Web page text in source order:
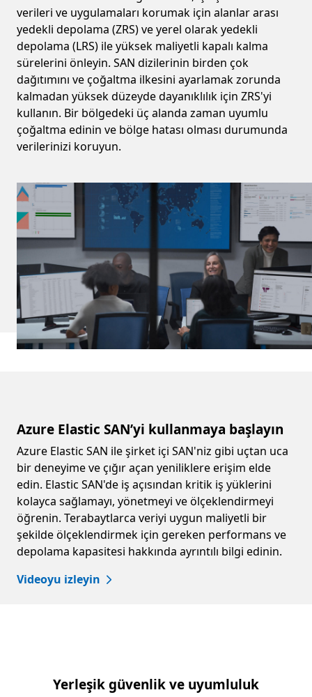
verileri ve uygulamaları korumak için alanlar arası
yedekli depolama (ZRS) ve yerel olarak yedekli
depolama (LRS) ile yüksek maliyetli kapalı kalma
sürelerini önleyin. SAN dizilerinin birden çok
dağıtımını ve çoğaltma ilkesini ayarlamak zorunda
kalmadan yüksek düzeyde dayanıklılık için ZRS'yi
kullanın. Bir bölgedeki üç alanda zaman uyumlu
çoğaltma edinin ve bölge hatası olması durumunda
verilerinizi koruyun.
Azure Elastic SAN’yi kullanmaya başlayın
Azure Elastic SAN ile şirket içi SAN'niz gibi uçtan uca
bir deneyime ve çığır açan yeniliklere erişim elde
edin. Elastic SAN'de iş açısından kritik iş yüklerini
kolayca sağlamayı, yönetmeyi ve ölçeklendirmeyi
öğrenin. Terabaytlarca veriyi uygun maliyetli bir
şekilde ölçeklendirmek için gereken performans ve
depolama kapasitesi hakkında ayrıntılı bilgi edinin.
Videoyu izleyin
Yerleşik güvenlik ve uyumluluk